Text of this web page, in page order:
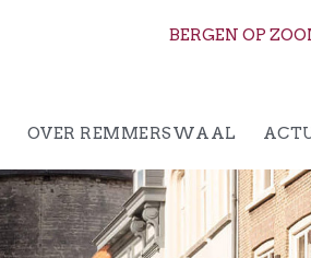
BERGEN OP
OVER REMMERSWAAL